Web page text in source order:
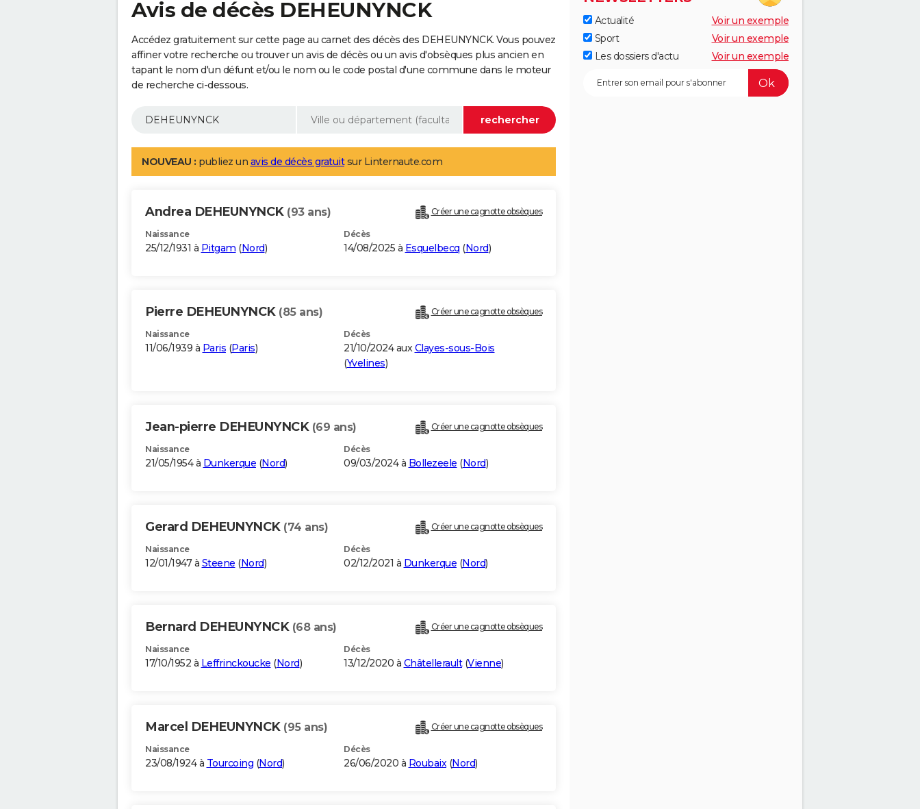
Avis de décès DEHEUNYNCK
Accédez gratuitement sur cette page au carnet des décès des DEHEUNYNCK. Vous pouvez
affiner votre recherche ou trouver un avis de décès ou un avis d'obsèques plus ancien en
tapant le nom d'un défunt et/ou le nom ou le code postal d'une commune dans le moteur
de recherche ci-dessous.
NOUVEAU : publiez un avis de décès gratuitsur Linternaute.com
Andrea DEHEUNYNCK (93 ans) Créer une cagnotte obsèques
Naissance
25/12/1931 à Pitgam (Nord)
Décès
14/08/2025 à Esquelbecq (Nord)
Pierre DEHEUNYNCK (85 ans) Créer une cagnotte obsèques
Naissance
11/06/1939 à Paris (Paris)
Décès
21/10/2024 auxClayes-sous-Bois
(Yvelines)
Jean-pierre DEHEUNYNCK (69 ans) Créer une cagnotte obsèques
Naissance
21/05/1954 à Dunkerque (Nord)
Décès
09/03/2024 à Bollezeele (Nord)
Gerard DEHEUNYNCK (74 ans) Créer une cagnotte obsèques
Naissance
12/01/1947 à Steene (Nord)
Décès
02/12/2021 à Dunkerque (Nord)
Bernard DEHEUNYNCK (68 ans) Créer une cagnotte obsèques
Naissance
17/10/1952 à Leffrinckoucke (Nord)
Décès
13/12/2020 à Châtellerault(Vienne)
Marcel DEHEUNYNCK (95 ans) Créer une cagnotte obsèques
Naissance
23/08/1924 à Tourcoing (Nord)
Décès
26/06/2020 à Roubaix(Nord)
Actualité
Voir un exemple
Sport
Voir un exemple
Les dossiers d'actu
Voir un exemple